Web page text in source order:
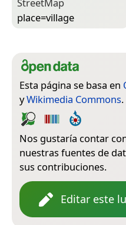
Street­Map
place=­village
Esta página se basa en
yWikimedia Commons.
Nos gustaría contar
nuestras fuentes de
sus contribuciones.
Editar este